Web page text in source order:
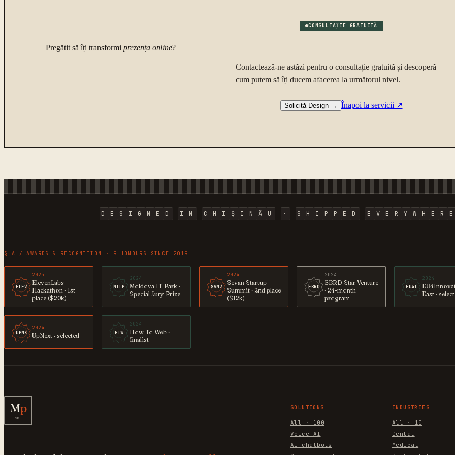
CONSULTAȚIE GRATUITĂ
Pregătit să îți transformi prezența online?
Contactează-ne astăzi pentru o consultație gratuită și descoperă
cum putem să îți ducem afacerea la următorul nivel.
Solicită Design→ Înapoi la servicii ↗
D E S I G N E D I N C H I Ș I N Ă U · S H I P P E D E V E R Y W H E R E
§ A / AWARDS & RECOGNITION · 9 HONOURS SINCE 2019
ELEV
2025
ElevenLabs
Hackathon · 1st
place ($20k)
MITP
2024
Moldova IT Park ·
Special Jury Prize
SVN2
2024
Sevan Startup
Summit · 2nd place
($12k)
EBRD
2024
EBRD Star Venture
· 24-month
program
EU4I
2024
East ·
UPNX
2024
UpNext · selected HTW
2024
How To Web ·
finalist
Mp
SRL
SOLUTIONS
All · 100
Voice AI
AI chatbots
INDUSTRIES
All · 10
Dental
Medical